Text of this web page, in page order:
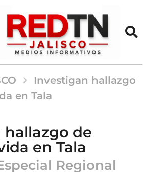
Investigan hallazgo
en Tala
de
en Tala
Regional